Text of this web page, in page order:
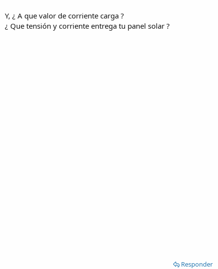
Y, ¿ A que valor de corriente carga ?
¿ Que tensión y corriente entrega tu panel solar ?
Responder